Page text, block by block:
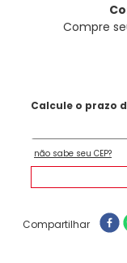
Compre
Compartilhar